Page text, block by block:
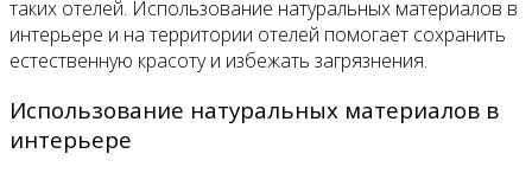
таких отелей. Использование натуральных материалов в
интерьере и на территории отелей помогает сохранить
естественную красоту и избежать загрязнения.
Использование натуральных материалов в
интерьере